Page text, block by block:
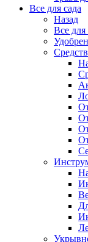
Все для сада
Назад
Все для